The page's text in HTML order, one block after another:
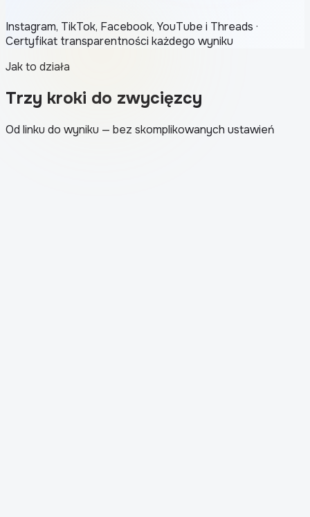
Instagram, TikTok, Facebook, YouTube i Threads ·
Certyfikat transparentności każdego wyniku
Jak to działa
Trzy kroki do zwycięzcy
Od linku do wyniku — bez skomplikowanych ustawień